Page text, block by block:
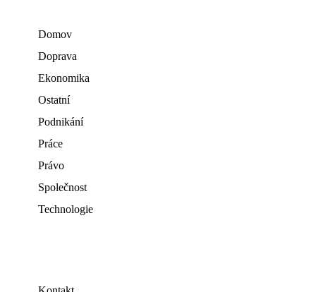
Domov
Doprava
Ekonomika
Ostatní
Podnikání
Práce
Právo
Společnost
Technologie